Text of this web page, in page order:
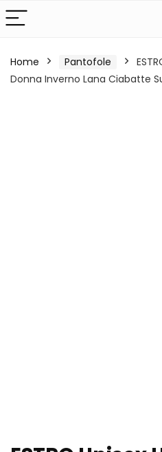
Home Pantofole
Donna Inverno Lana Ciabatte